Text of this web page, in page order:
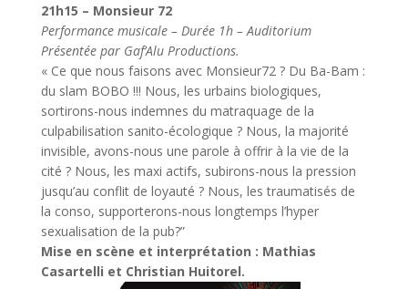
21h15 – Monsieur 72
Performance musicale – Durée 1h – Auditorium
Présentée par Gaf’Alu Productions.
« Ce que nous faisons avec Monsieur72 ? Du Ba-Bam :
du slam BOBO !!! Nous, les urbains biologiques,
sortirons-nous indemnes du matraquage de la
culpabilisation sanito-écologique ? Nous, la majorité
invisible, avons-nous une parole à offrir à la vie de la
cité ? Nous, les maxi actifs, subirons-nous la pression
jusqu’au conflit de loyauté ? Nous, les traumatisés de
la conso, supporterons-nous longtemps l’hyper
sexualisation de la pub?”
Mise en scène et interprétation : Mathias
Casartelli et Christian Huitorel.